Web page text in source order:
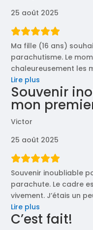
25 août 2025
Ma fille (16 ans)
parachutisme. Le
chaleureusement les
Lire plus
fille
(16
ans)
Souvenir
mon
Victor
25 août 2025
Souvenir inoubliable
parachute. Le cadre
vivement. J’étais un
Lire plus
inoubliable
C’est fait!